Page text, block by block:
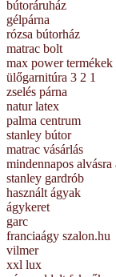
bútoráruház
gélpárna
rózsa bútorház
matrac bolt
max power termékek
ülőgarnitúra 3 2 1
zselés párna
natur latex
palma centrum
stanley bútor
matrac vásárlás
mindennapos
stanley gardrób
használt ágyak
ágykeret
garc
franciaágy szalon.hu
vilmer
xxl lux